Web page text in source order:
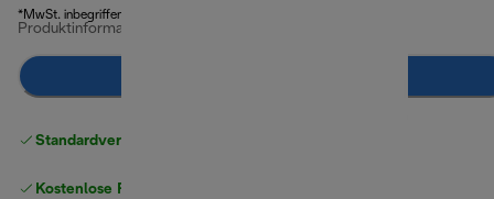
*MwSt. inbegriffen
Produktinformationen
Standardversand kostenlos
Kostenlose Rücksendungen